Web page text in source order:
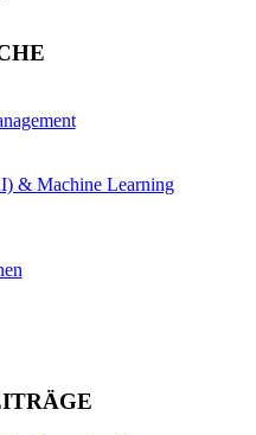
& Machine Learning